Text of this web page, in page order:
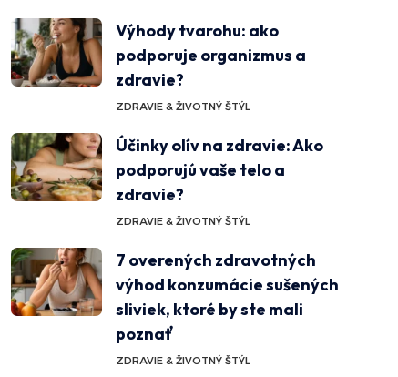
Výhody tvarohu: ako
podporuje organizmus a
zdravie?
ZDRAVIE & ŽIVOTNÝ ŠTÝL
Účinky olív na zdravie: Ako
podporujú vaše telo a
zdravie?
ZDRAVIE & ŽIVOTNÝ ŠTÝL
7 overených zdravotných
výhod konzumácie sušených
sliviek, ktoré by ste mali
poznať
ZDRAVIE & ŽIVOTNÝ ŠTÝL